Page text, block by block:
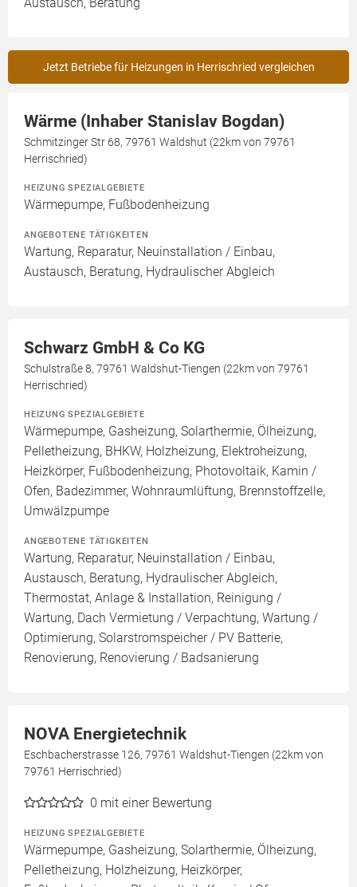
Jetzt Betriebe für Heizungen in Herrischried vergleichen
Wärme (Inhaber Stanislav Bogdan)
Schmitzinger Str 68, 79761 Waldshut (22km von 79761
Herrischried)
HEIZUNG SPEZIALGEBIETE
Wärmepumpe, Fußbodenheizung
ANGEBOTENE TÄTIGKEITEN
Wartung, Reparatur, Neuinstallation / Einbau,
Austausch, Beratung, Hydraulischer Abgleich
Schwarz GmbH & Co KG
Schulstraße 8, 79761 Waldshut-Tiengen (22km von 79761
Herrischried)
HEIZUNG SPEZIALGEBIETE
Wärmepumpe, Gasheizung, Solarthermie, Ölheizung,
Pelletheizung, BHKW, Holzheizung, Elektroheizung,
Heizkörper, Fußbodenheizung, Photovoltaik, Kamin /
Ofen, Badezimmer, Wohnraumlüftung, Brennstoffzelle,
Umwälzpumpe
ANGEBOTENE TÄTIGKEITEN
Wartung, Reparatur, Neuinstallation / Einbau,
Austausch, Beratung, Hydraulischer Abgleich,
Thermostat, Anlage & Installation, Reinigung /
Wartung, Dach Vermietung / Verpachtung, Wartung /
Optimierung, Solarstromspeicher / PV Batterie,
Renovierung, Renovierung / Badsanierung
NOVA Energietechnik
Eschbacherstrasse 126, 79761 Waldshut-Tiengen (22km von
79761 Herrischried)
0 mit einer Bewertung
HEIZUNG SPEZIALGEBIETE
Wärmepumpe, Gasheizung, Solarthermie, Ölheizung,
Pelletheizung, Holzheizung, Heizkörper,